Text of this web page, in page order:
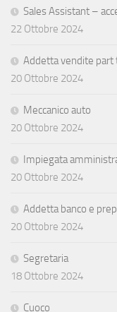
Sales Assistant –
22 Ottobre 2024
Addetta vendite part
20 Ottobre 2024
Meccanico auto
20 Ottobre 2024
Impiegata
20 Ottobre 2024
Addetta banco e
20 Ottobre 2024
Segretaria
18 Ottobre 2024
Cuoco